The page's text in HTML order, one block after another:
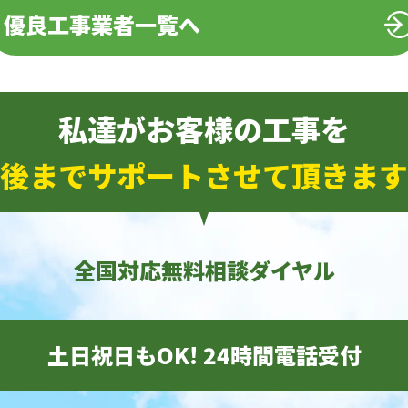
優良工事業者一覧へ
私達がお客様の工事を
までサポートさせて頂きま
全国対応無料相談ダイヤル
土日祝日もOK! 24時間電話受付